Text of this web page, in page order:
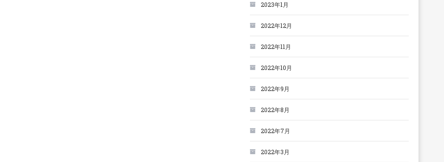
2023年1月
2022年12月
2022年11月
2022年10月
2022年9月
2022年8月
2022年7月
2022年3月